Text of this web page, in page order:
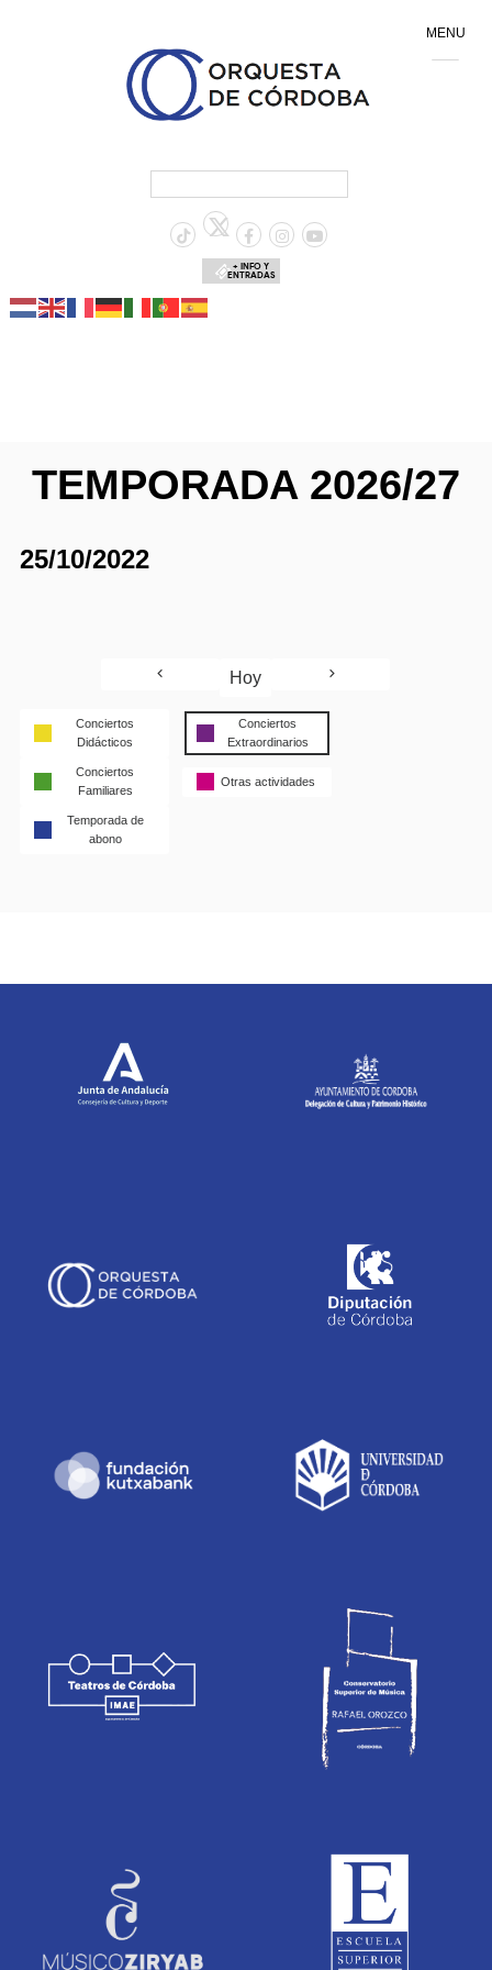
+ INFO Y
ENTRADAS
TEMPORADA 2026/27
25/10/2022
Hoy
Conciertos
Didácticos
Conciertos
Extraordinarios
Conciertos
Familiares
Otras actividades
Temporada de
abono
MENU